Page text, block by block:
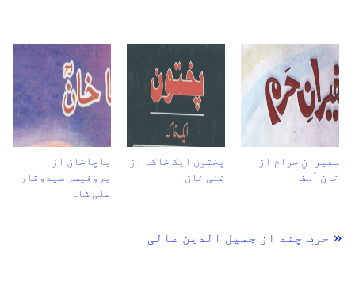
باچاخان از
پروفیسر سیدوقار
علی شاہ
پختون ایک خاکہ از
غنی خان
سفیرانِ حرام از
خان آصف
« حرفِ چند از جمیل الدین عالی